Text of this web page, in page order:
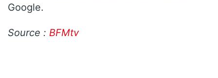
Google.
Source : BFMtv